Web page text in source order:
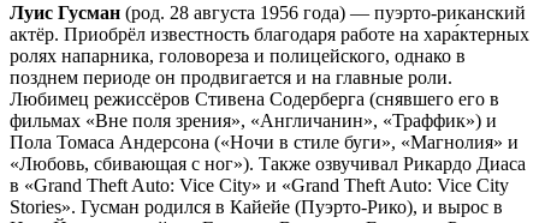
Луис Гусман (род. 28 августа 1956 года) — пуэрто-риканский
актёр. Приобрёл известность благодаря работе на хара́ктерных
ролях напарника, головореза и полицейского, однако в
позднем периоде он продвигается и на главные роли.
Любимец режиссёров Стивена Содерберга (снявшего его в
фильмах «Вне поля зрения», «Англичанин», «Траффик») и
Пола Томаса Андерсона («Ночи в стиле буги», «Магнолия» и
«Любовь, сбивающая с ног»). Также озвучивал Рикардо Диаса
в «Grand Theft Auto: Vice City» и «Grand Theft Auto: Vice City
Stories». Гусман родился в Кайейе (Пуэрто-Рико), и вырос в